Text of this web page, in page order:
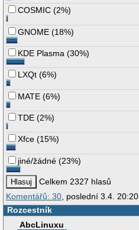
COSMIC (2%)
GNOME (18%)
KDE Plasma (30%)
LXQt (6%)
MATE (6%)
TDE (2%)
Xfce (15%)
jiné/žádné (23%)
Celkem 2327 hlasů
Komentářů: 30, poslední 3.4. 20:20
Rozcestník
AbcLinuxu